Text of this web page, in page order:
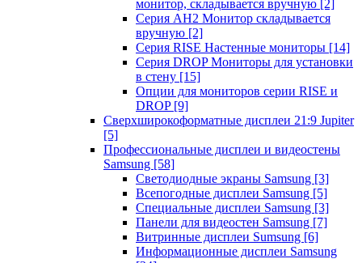
монитор, складывается вручную [2]
Серия AH2 Монитор складывается
вручную [2]
Серия RISE Настенные мониторы [14]
Серия DROP Мониторы для установки
в стену [15]
Опции для мониторов серии RISE и
DROP [9]
Сверхширокоформатные дисплеи 21:9 Jupiter
[5]
Профессиональные дисплеи и видеостены
Samsung [58]
Светодиодные экраны Samsung [3]
Всепогодные дисплеи Samsung [5]
Специальные дисплеи Samsung [3]
Панели для видеостен Samsung [7]
Витринные дисплеи Sumsung [6]
Информационные дисплеи Samsung